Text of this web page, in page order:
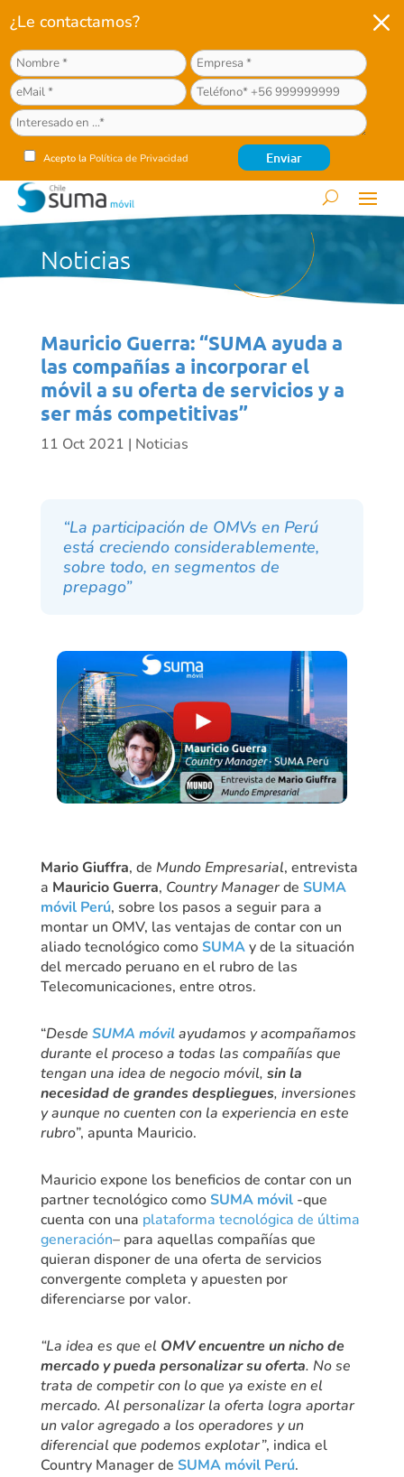
¿Le contactamos?
Acepto la Política de Privacidad
M
Noticias
Mauricio Guerra: “SUMA ayuda a
las compañías a incorporar el
móvil a su oferta de servicios y a
ser más competitivas”
11 Oct 2021 | Noticias
“La participación de OMVs en Perú
está creciendo considerablemente,
sobre todo, en segmentos de
prepago”
Mario Giuffra, de Mundo Empresarial, entrevista
a Mauricio Guerra, Country Managerde SUMA
móvil Perú, sobre los pasos a seguir para a
montar un OMV, las ventajas de contar con un
aliado tecnológico comoSUMAy de la situación
del mercado peruano en el rubro de las
Telecomunicaciones, entre otros.
“Desde SUMA móvilayudamos y acompañamos
durante el proceso a todas las compañías que
tengan una idea de negocio móvil, sin la
necesidad de grandes despliegues, inversiones
y aunque no cuenten con la experiencia en este
rubro”, apunta Mauricio.
Mauricio expone los beneficios de contar con un
partner tecnológico comoSUMA móvil-que
cuenta con una plataforma tecnológica de última
generación– para aquellas compañías que
quieran disponer de una oferta de servicios
convergente completa y apuesten por
diferenciarse por valor.
“La idea es que el OMV encuentre un nicho de
mercado y pueda personalizar su oferta. No se
trata de competir con lo que ya existe en el
mercado. Al personalizar la oferta logra aportar
un valor agregado a los operadores y un
diferencial que podemos explotar”, indica el
Country Manager de SUMA móvil Perú.